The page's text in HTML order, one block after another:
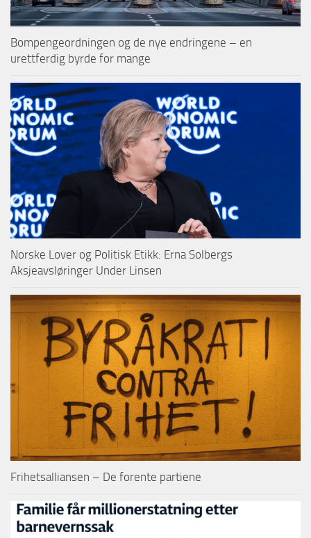
Bompengeordningen og de nye endringene – en
urettferdig byrde for mange
Norske Lover og Politisk Etikk: Erna Solbergs
Aksjeavsløringer Under Linsen
Frihetsalliansen – De forente partiene